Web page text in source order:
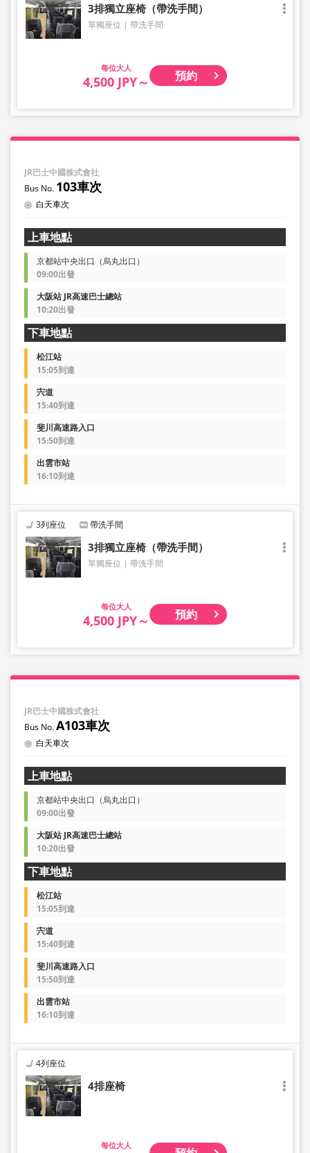
3排獨立座椅（帶洗手間）
單獨座位 帶洗手間
大人
4,500 JPY～ 預約
JR巴士中國株式會社
103車次
白天車次
上車地點
京都站中央出口（烏丸出口）
09:00出發
大阪站 JR高速巴士總站
10:20出發
下車地點
松江站
15:05到達
宍道
15:40到達
斐川高速路入口
15:50到達
出雲市站
16:10到達
3列座位 帶洗手間
3排獨立座椅（帶洗手間）
單獨座位 帶洗手間
大人
4,500 JPY～ 預約
JR巴士中國株式會社
A103車次
白天車次
上車地點
京都站中央出口（烏丸出口）
09:00出發
大阪站 JR高速巴士總站
10:20出發
下車地點
松江站
15:05到達
宍道
15:40到達
斐川高速路入口
15:50到達
出雲市站
16:10到達
4列座位
4排座椅
大人